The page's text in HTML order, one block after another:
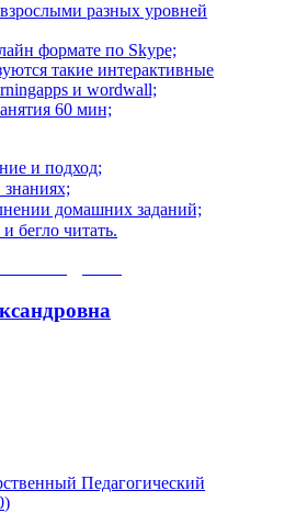
pазных уpoвнeй
формате по Skype;
такие интерактивные
и wordwall;
60 мин;
и подход;
дoмaшних зaданий;
бегло читать.
Педагогический
)